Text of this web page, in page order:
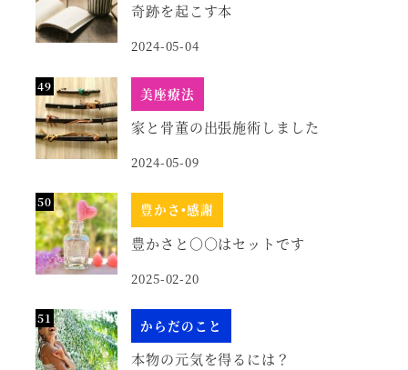
奇跡を起こす本
2024-05-04
美座療法
家と骨董の出張施術しました
2024-05-09
豊かさ•感謝
豊かさと○○はセットです
2025-02-20
からだのこと
本物の元気を得るには？